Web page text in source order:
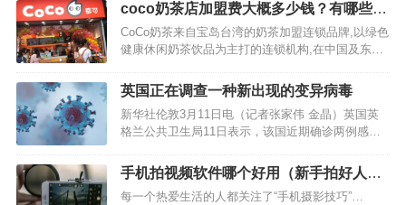
coco奶茶店加盟费大概多少钱？有哪些优
势？
CoCo奶茶来自宝岛台湾的奶茶加盟连锁品牌,以绿色
健康休闲奶茶饮品为主打的连锁机构,在中国及东南
这个奶茶店吧？那么，coco奶茶店加盟费大概多少
钱？加盟有哪些优势呢？下面小编就详细和大家介
绍下吧。…
英国正在调查一种新出现的变异病毒
新华社伦敦3月11日电（记者张家伟 金晶）英国英
格兰公共卫生局11日表示，该国近期确诊两例感染
新的变异病毒开展调查。…
手机拍视频软件哪个好用（新手拍好人像
摄影技巧）
每一个热爱生活的人都关注了“手机摄影技巧”…